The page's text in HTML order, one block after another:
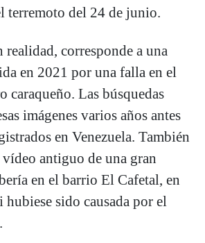
terremoto del 24 de junio.
realidad, corresponde a una
en 2021 por una falla en el
caraqueño. Las búsquedas
imágenes varios años antes
en Venezuela. También
antiguo de una gran
en el barrio El Cafetal, en
hubiese sido causada por el